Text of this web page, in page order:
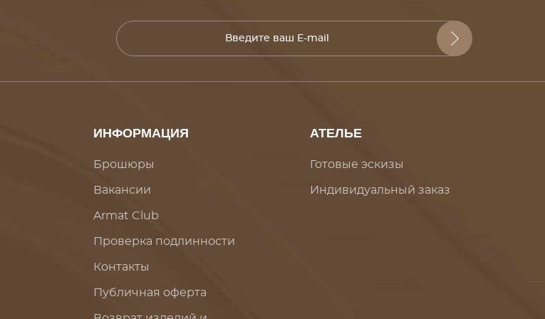
ИНФОРМАЦИЯ
Брошюры
Вакансии
Armat Club
Проверка подлинности
Контакты
Публичная оферта
АТЕЛЬЕ
Готовые эскизы
Индивидуальный заказ